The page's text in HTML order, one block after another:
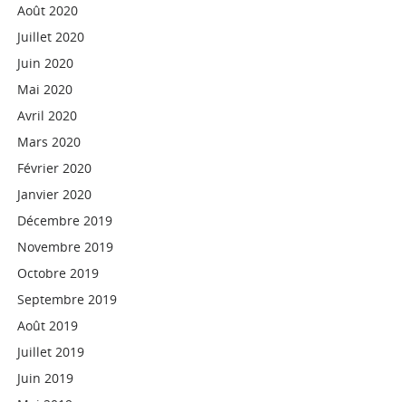
Août 2020
Juillet 2020
Juin 2020
Mai 2020
Avril 2020
Mars 2020
Février 2020
Janvier 2020
Décembre 2019
Novembre 2019
Octobre 2019
Septembre 2019
Août 2019
Juillet 2019
Juin 2019